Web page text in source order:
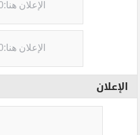
الإعلان هنا:234X60
الإعلان هنا:234X60
الإعلان